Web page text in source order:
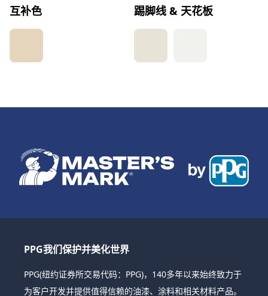
互补色 踢脚线 & 天花板
PPG我们保护并美化世界
PPG(纽约证券所交易代码：PPG)，140多年以来始终致力于
为客户开发并提供值得信赖的油漆、涂料和相关材料产品。